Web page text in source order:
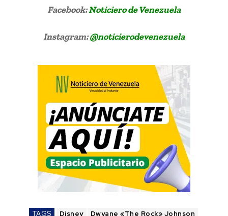
Facebook:Noticiero de Venezuela
Instagram:@noticierodevenezuela
TAGS Disney Dwyane «The Rock» Johnson